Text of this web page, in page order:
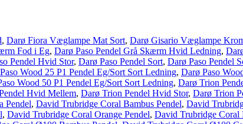
, Darø Fiora Væglampe Mat Sort, Darø Gisario Væglampe
Fod i Eg, Darø Paso Pendel Grå Skærm Hvid Ledning,
Pendel Hvid Stor, Darø Paso Pendel Sort, Darø Paso Pendel
Wood 25 P1 Pendel Eg/Sort Sort Ledning, Darø Paso
Wood 50 P1 Pendel Eg/Sort Sort Ledning, Darø Trion
Hvid Mellem, Darø Trion Pendel Hvid Stor, Darø Trion
Pendel, David Trubridge Coral Bambus Pendel, David
, David Trubridge Coral Orange Pendel, David Trubridge Coral